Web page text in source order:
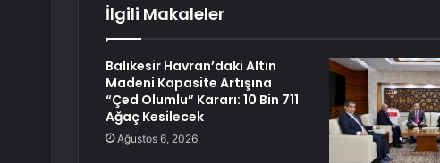
İlgili Makaleler
Balıkesir Havran’daki Altın
Madeni Kapasite Artışına
“Çed Olumlu” Kararı: 10 Bin 711
Ağaç Kesilecek
Ağustos 6, 2026